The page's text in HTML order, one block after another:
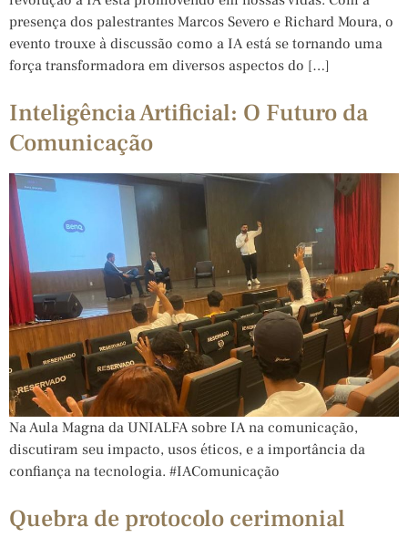
presença dos palestrantes Marcos Severo e Richard Moura, o
evento trouxe à discussão como a IA está se tornando uma
força transformadora em diversos aspectos do […]
Inteligência Artificial: O Futuro da
Comunicação
Na Aula Magna da UNIALFA sobre IA na comunicação,
discutiram seu impacto, usos éticos, e a importância da
confiança na tecnologia. #IAComunicação
Quebra de protocolo cerimonial